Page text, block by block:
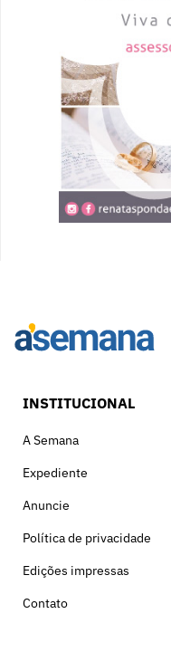
INSTITUCIONAL
A Semana
Expediente
Anuncie
Política de privacidade
Edições impressas
Contato